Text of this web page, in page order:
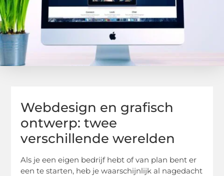
Webdesign en grafisch
ontwerp: twee
verschillende werelden
Als je een eigen bedrijf hebt of van plan bent er
een te starten, heb je waarschijnlijk al nagedacht